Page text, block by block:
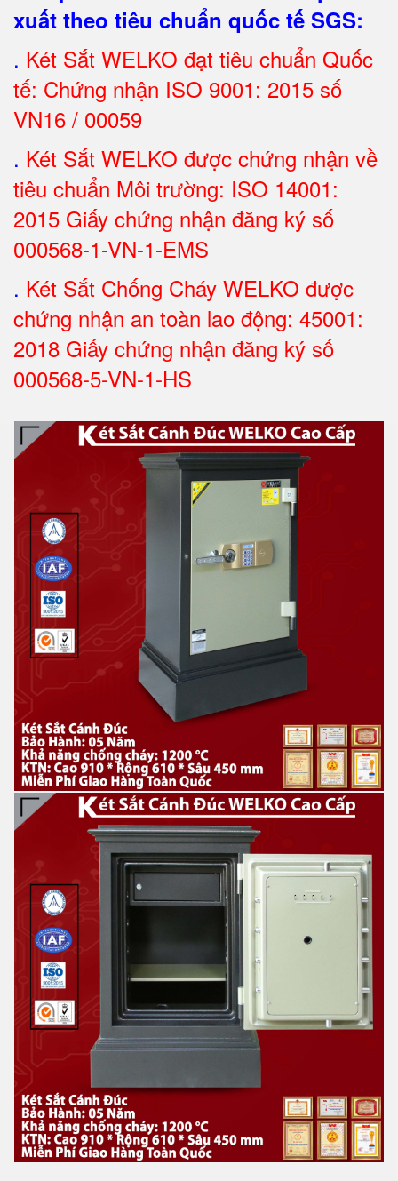
xuất theo tiêu chuẩn quốc tế SGS:
. Két Sắt WELKO đạt tiêu chuẩn Quốc
tế: Chứng nhận ISO 9001: 2015 số
VN16 / 00059
. Két Sắt WELKO được chứng nhận về
tiêu chuẩn Môi trường: ISO 14001:
2015 Giấy chứng nhận đăng ký số
000568-1-VN-1-EMS
. Két Sắt Chống Cháy WELKO được
chứng nhận an toàn lao động: 45001:
2018 Giấy chứng nhận đăng ký số
000568-5-VN-1-HS